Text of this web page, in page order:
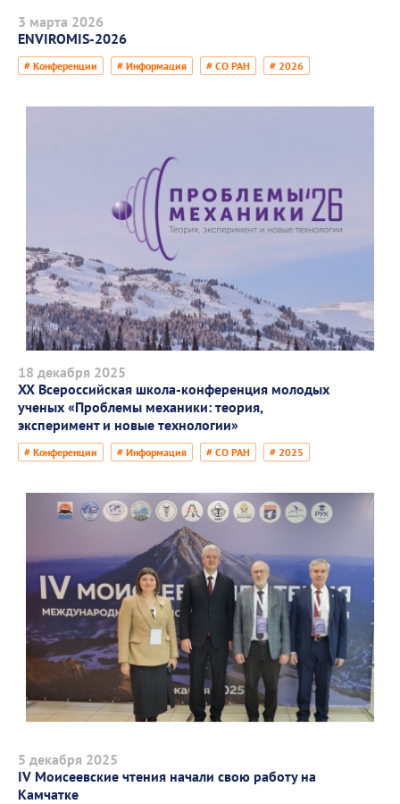
3 марта 2026
ENVIROMIS-2026
# Конференции # Информация # СО РАН # 2026
18 декабря 2025
XX Всероссийская школа-конференция молодых
ученых «Проблемы механики: теория,
эксперимент и новые технологии»
# Конференции # Информация # СО РАН # 2025
5 декабря 2025
IV Моисеевские чтения начали свою работу на
Камчатке